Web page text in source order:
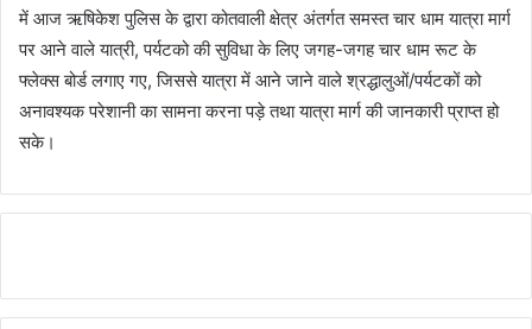
में आज ऋषिकेश पुलिस के द्वारा कोतवाली क्षेत्र अंतर्गत समस्त चार धाम यात्रा मार्ग
पर आने वाले यात्री, पर्यटको की सुविधा के लिए जगह-जगह चार धाम रूट के
फ्लेक्स बोर्ड लगाए गए, जिससे यात्रा में आने जाने वाले श्रद्धालुओं/पर्यटकों को
अनावश्यक परेशानी का सामना करना पड़े तथा यात्रा मार्ग की जानकारी प्राप्त हो
सके।